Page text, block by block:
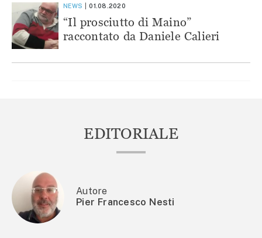
NEWS 01.08.2020
“Il prosciutto di Maino”
raccontato da Daniele Calieri
EDITORIALE
Autore
Pier Francesco Nesti